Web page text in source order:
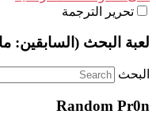
تحرير الترجمة
لعبة البحث (السابقين:
البحث
Random Pr0n